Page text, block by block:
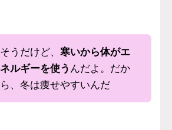
そうだけど、 寒いから体がエ
ネルギーを使う んだよ。だか
ら、冬は痩せやすいんだ